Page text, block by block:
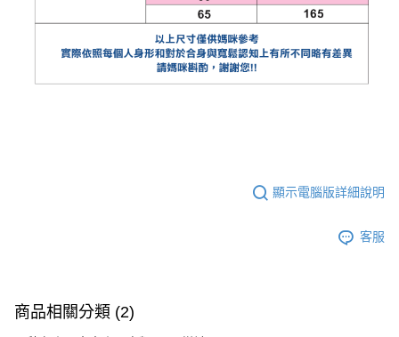
顯示電腦版詳細說明
客服
商品相關分類 (2)